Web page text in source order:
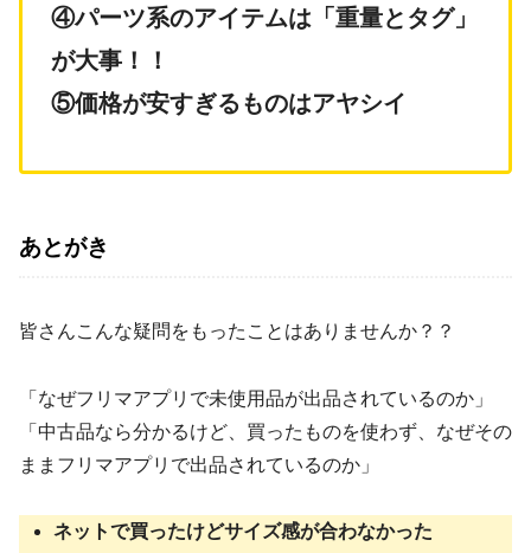
④パーツ系のアイテムは「重量とタグ」
が大事！！
⑤価格が安すぎるものはアヤシイ
あとがき
皆さんこんな疑問をもったことはありませんか？？
「なぜフリマアプリで未使用品が出品されているのか」
「中古品なら分かるけど、買ったものを使わず、なぜその
ままフリマアプリで出品されているのか」
ネットで買ったけどサイズ感が合わなかった